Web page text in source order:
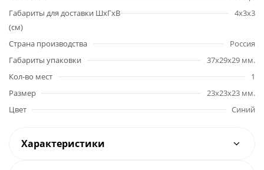
Габариты для доставки ШхГхВ
(см)
4x3x3
Страна производства
Россия
Габариты упаковки
37x29x29 мм.
Кол-во мест
1
Размер
23x23x23 мм.
Цвет
Синий
Характеристики